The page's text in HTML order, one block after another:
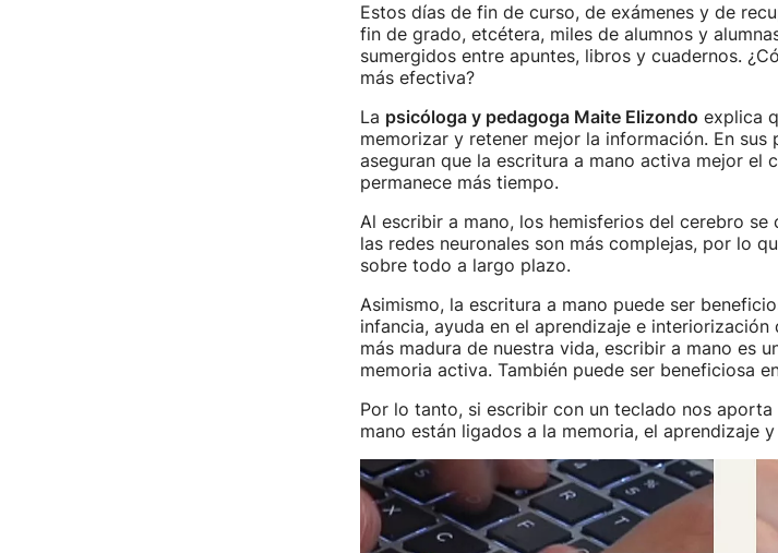
Estos días de fin de curso, de exámenes y de
fin de grado, etcétera, miles de alumnos y
sumergidos entre apuntes, libros y cuadernos.
más efectiva?
La psicóloga y pedagoga Maite Elizondo explica
memorizar y retener mejor la información. En
aseguran que la escritura a mano activa mejor el
permanece más tiempo.
Al escribir a mano, los hemisferios del cerebro se
las redes neuronales son más complejas, por lo
sobre todo a largo plazo.
Asimismo, la escritura a mano puede ser
infancia, ayuda en el aprendizaje e
más madura de nuestra vida, escribir a mano es
memoria activa. También puede ser beneficiosa
Por lo tanto, si escribir con un teclado nos
mano están ligados a la memoria, el aprendizaje